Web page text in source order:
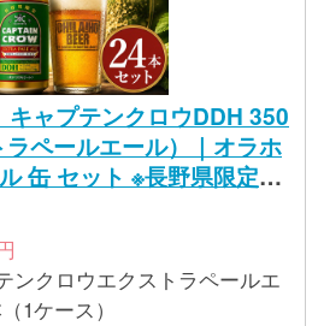
キャプテンクロウDDH 350
ペールエール）｜オラホ
缶 セット ※長野県限定販
ンクロウエクストラペールエ
1ケース）